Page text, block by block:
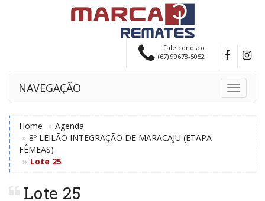
Fale conosco
(67) 99678-5052
Toggle
NAVEGAÇÃO
Home
Agenda
8º LEILÃO INTEGRAÇÃO DE MARACAJU (ETAPA
FÊMEAS)
Lote 25
Lote 25